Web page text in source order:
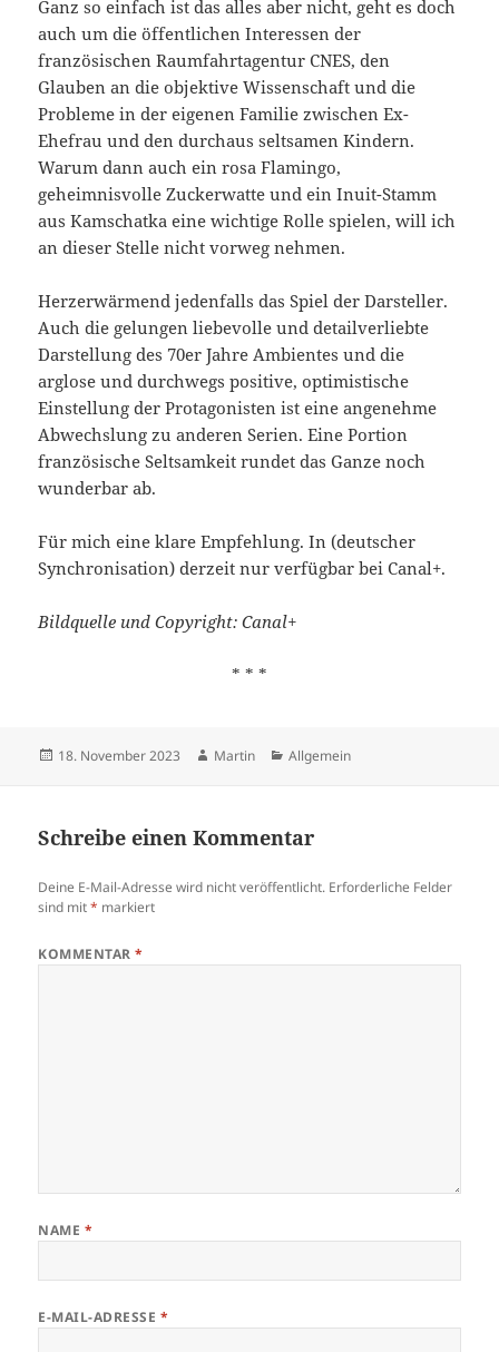
Ganz so einfach ist das alles aber nicht, geht es doch
auch um die öffentlichen Interessen der
französischen Raumfahrtagentur CNES, den
Glauben an die objektive Wissenschaft und die
Probleme in der eigenen Familie zwischen Ex-
Ehefrau und den durchaus seltsamen Kindern.
Warum dann auch ein rosa Flamingo,
geheimnisvolle Zuckerwatte und ein Inuit-Stamm
aus Kamschatka eine wichtige Rolle spielen, will ich
an dieser Stelle nicht vorweg nehmen.
Herzerwärmend jedenfalls das Spiel der Darsteller.
Auch die gelungen liebevolle und detailverliebte
Darstellung des 70er Jahre Ambientes und die
arglose und durchwegs positive, optimistische
Einstellung der Protagonisten ist eine angenehme
Abwechslung zu anderen Serien. Eine Portion
französische Seltsamkeit rundet das Ganze noch
wunderbar ab.
Für mich eine klare Empfehlung. In (deutscher
Synchronisation) derzeit nur verfügbar bei Canal+.
Bildquelle und Copyright: Canal+
* * *
Veröffentlicht
18. November 2023 Autor
Martin Kategorien
Allgemein
Schreibe einen Kommentar
Deine E-Mail-Adresse wird nicht veröffentlicht. Erforderliche Felder
sind mit* markiert
KOMMENTAR*
NAME *
E-MAIL-ADRESSE *